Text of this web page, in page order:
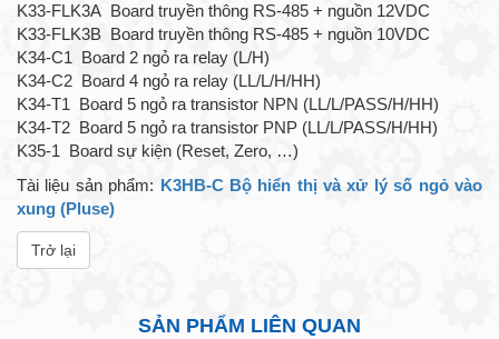
K33-FLK3A Board truyền thông RS-485 + nguồn 12VDC
K33-FLK3B Board truyền thông RS-485 + nguồn 10VDC
K34-C1 Board 2 ngỏ ra relay (L/H)
K34-C2 Board 4 ngỏ ra relay (LL/L/H/HH)
K34-T1 Board 5 ngỏ ra transistor NPN (LL/L/PASS/H/HH)
K34-T2 Board 5 ngỏ ra transistor PNP (LL/L/PASS/H/HH)
K35-1 Board sự kiện (Reset, Zero, …)
Tài liệu sản phẩm: K3HB-C Bộ hiển thị và xử lý số ngỏ vào
xung (Pluse)
Trở lại
SẢN PHẨM LIÊN QUAN